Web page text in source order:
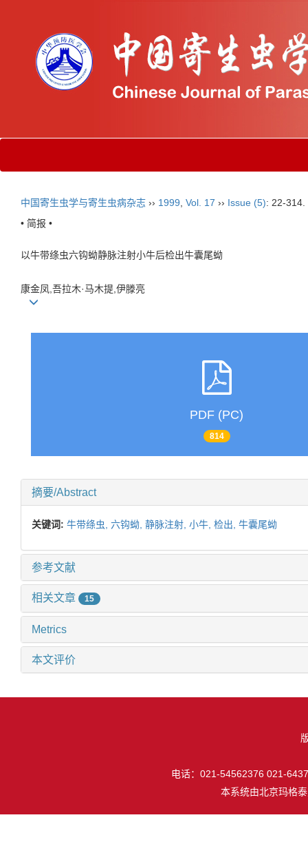
中国寄生虫学与寄生虫病杂志 ›› 1999 Vol. 17 ›› Issue (5): 22-314.
• 简报 •
以牛带绦虫六钩蚴静脉注射小牛后检出牛囊尾蚴
康金凤,吾拉木·马木提,伊滕亮
PDF (PC)
814
摘要/Abstract
关键词: 牛带绦虫, 六钩蚴, 静脉注射, 小牛, 检出, 牛囊尾蚴
参考文献
相关文章 15
Metrics
本文评价
电话：021-54562376 021-
本系统由北京玛格